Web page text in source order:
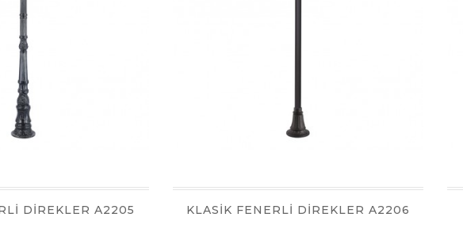
DİREKLER A2205 KLASİK FENERLİ DİREKLER A2206